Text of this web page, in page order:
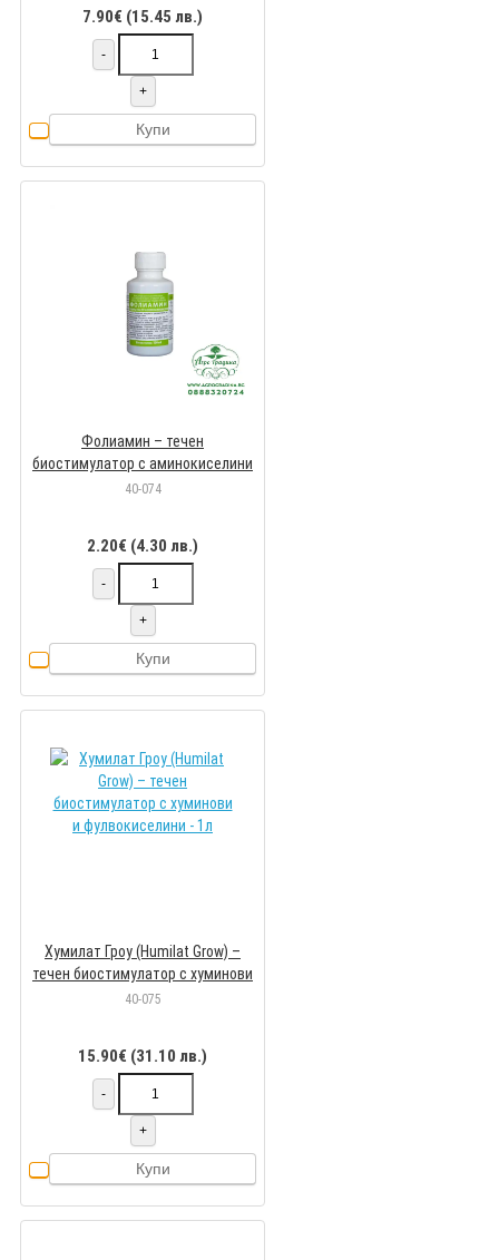
7.90€ (15.45 лв.)
-
+
Купи
Фолиамин – течен
биостимулатор с аминокиселини
40-074
2.20€ (4.30 лв.)
-
+
Купи
Хумилат Гроу (Humilat Grow) –
течен биостимулатор с хуминови
и фулвокиселини - 1л
40-075
15.90€ (31.10 лв.)
-
+
Купи